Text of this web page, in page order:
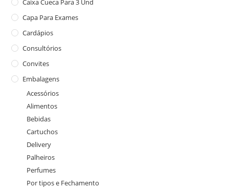
Caixa Cueca Para 3 Und
Capa Para Exames
Cardápios
Consultórios
Convites
Embalagens
Acessórios
Alimentos
Bebidas
Cartuchos
Delivery
Palheiros
Perfumes
Por tipos e Fechamento